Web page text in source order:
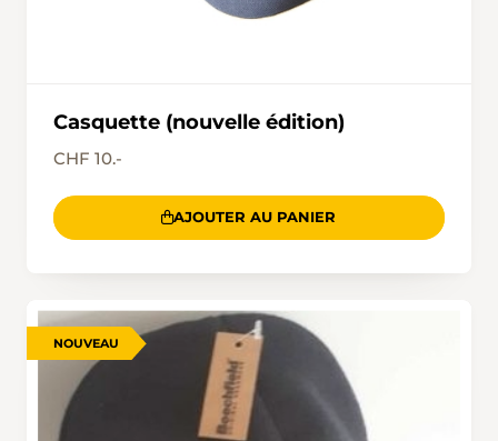
Casquette (nouvelle édition)
CHF 10.-
AJOUTER AU PANIER
NOUVEAU